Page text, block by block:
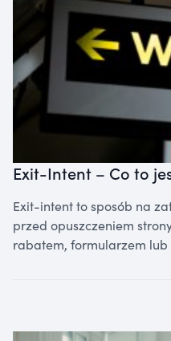
Exit-Intent – Co to
Exit-intent to sposób na
przed opuszczeniem
rabatem, formularzem